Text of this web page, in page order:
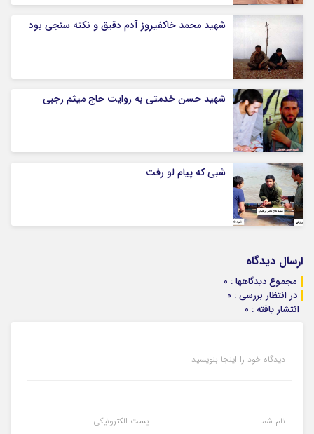
شهید محمد خاکفیروز آدم دقیق و نکته سنجی بود
شهید حسن خدمتی به روایت حاج میثم رجبی
شبی که پیام لو رفت
ارسال دیدگاه
مجموع دیدگاهها : 0
در انتظار بررسی : 0
انتشار یافته : 0
دیدگاه خود را اینجا بنویسید
نام شما پست الکترونیکی